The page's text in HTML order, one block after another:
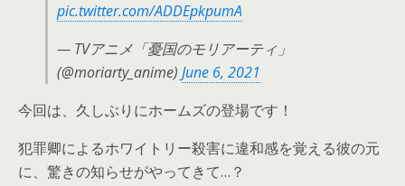
pic.twitter.com/ADDEpkpumA
— TVアニメ「憂国のモリアーティ」
(@moriarty_anime) June 6, 2021
今回は、久しぶりにホームズの登場です！
犯罪卿によるホワイトリー殺害に違和感を覚える彼の元
に、驚きの知らせがやってきて…？